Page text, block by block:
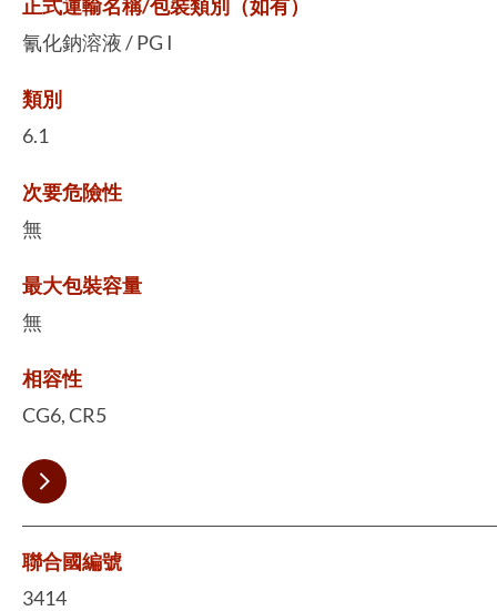
正式運輸名稱/包裝類別（如有）
氰化鈉溶液 / PG I
類別
6.1
次要危險性
無
最大包裝容量
無
相容性
CG6, CR5
聯合國編號
3414